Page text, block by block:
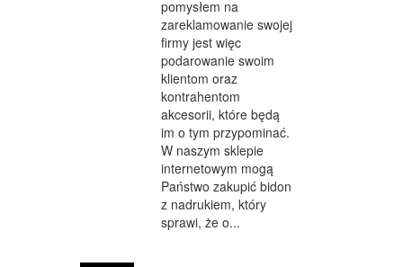
KOSMETYKI
LECZENIE
SALONY KOSMETYCZNE
SPRZĘT MEDYCZNY
WEB
OPROGRAMOWANIE
KONTAKT
pomysłem na
zareklamowanie swojej
firmy jest więc
podarowanie swoim
klientom oraz
kontrahentom
akcesorii, które będą
im o tym przypominać.
W naszym sklepie
internetowym mogą
Państwo zakupić bidon
z nadrukiem, który
sprawi, że o...